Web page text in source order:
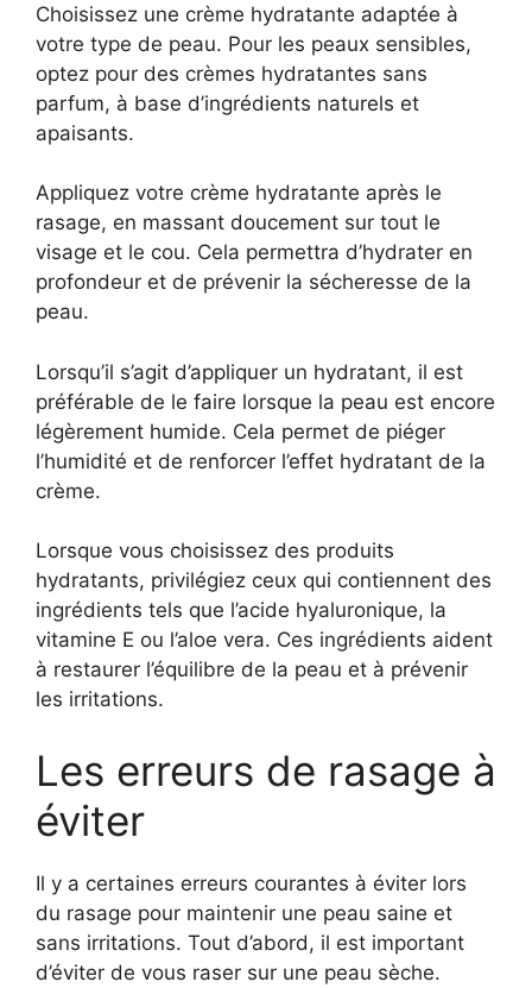
Choisissez une crème hydratante adaptée à
votre type de peau. Pour les peaux sensibles,
optez pour des crèmes hydratantes sans
parfum, à base d’ingrédients naturels et
apaisants.
Appliquez votre crème hydratante après le
rasage, en massant doucement sur tout le
visage et le cou. Cela permettra d’hydrater en
profondeur et de prévenir la sécheresse de la
peau.
Lorsqu’il s’agit d’appliquer un hydratant, il est
préférable de le faire lorsque la peau est encore
légèrement humide. Cela permet de piéger
l’humidité et de renforcer l’effet hydratant de la
crème.
Lorsque vous choisissez des produits
hydratants, privilégiez ceux qui contiennent des
ingrédients tels que l’acide hyaluronique, la
vitamine E ou l’aloe vera. Ces ingrédients aident
à restaurer l’équilibre de la peau et à prévenir
les irritations.
Les erreurs de rasage à
éviter
Il y a certaines erreurs courantes à éviter lors
du rasage pour maintenir une peau saine et
sans irritations. Tout d’abord, il est important
d’éviter de vous raser sur une peau sèche.